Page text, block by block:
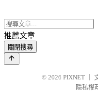
推薦文章
關閉搜尋
© 2026 PIXNET
隱私權